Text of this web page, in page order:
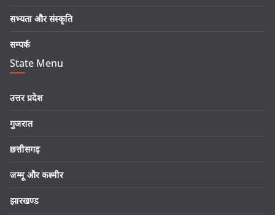
सभ्यता और संस्कृति
सम्पर्क
State Menu
उत्तर प्रदेश
गुजरात
छत्तीसगढ़
जम्मू और कश्मीर
झारखण्ड